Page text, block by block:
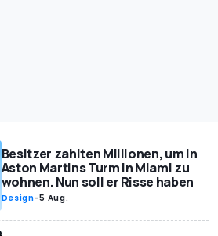
Besitzer zahlten Millionen, um in
Aston Martins Turm in Miami zu
wohnen. Nun soll er Risse haben
Design-5 Aug.